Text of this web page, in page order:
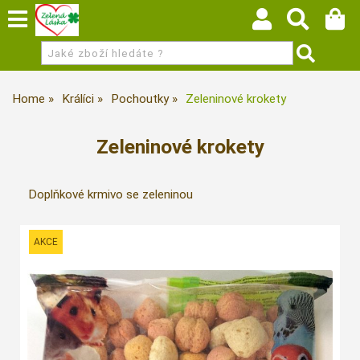
Home Králíci Pochoutky Zeleninové krokety
Zeleninové krokety
Doplňkové krmivo se zeleninou